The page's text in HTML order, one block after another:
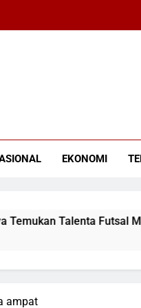
EKONOMI
Talenta Futsal Muda
ampat